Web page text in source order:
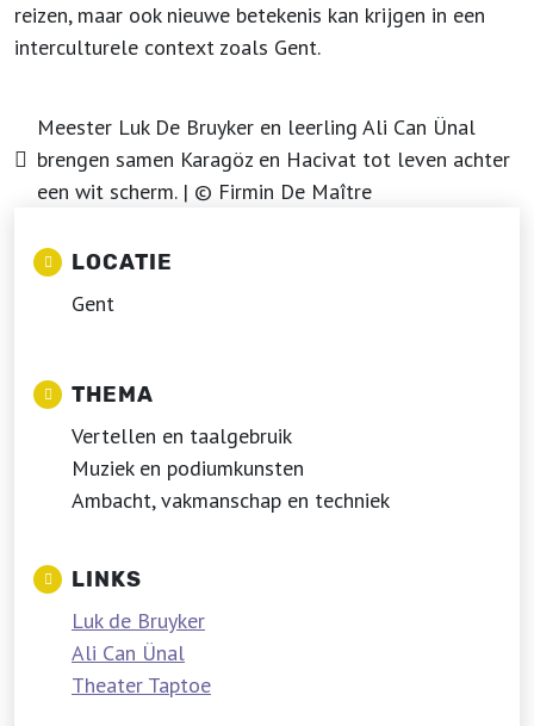
reizen, maar ook nieuwe betekenis kan krijgen in een
interculturele context zoals Gent.
Meester Luk De Bruyker en leerling Ali Can Ünal
brengen samen Karagöz en Hacivat tot leven achter
een wit scherm. | © Firmin De Maître
LOCATIE
Gent
THEMA
Vertellen en taalgebruik
Muziek en podiumkunsten
Ambacht, vakmanschap en techniek
LINKS
Luk de Bruyker
Ali Can Ünal
Theater Taptoe